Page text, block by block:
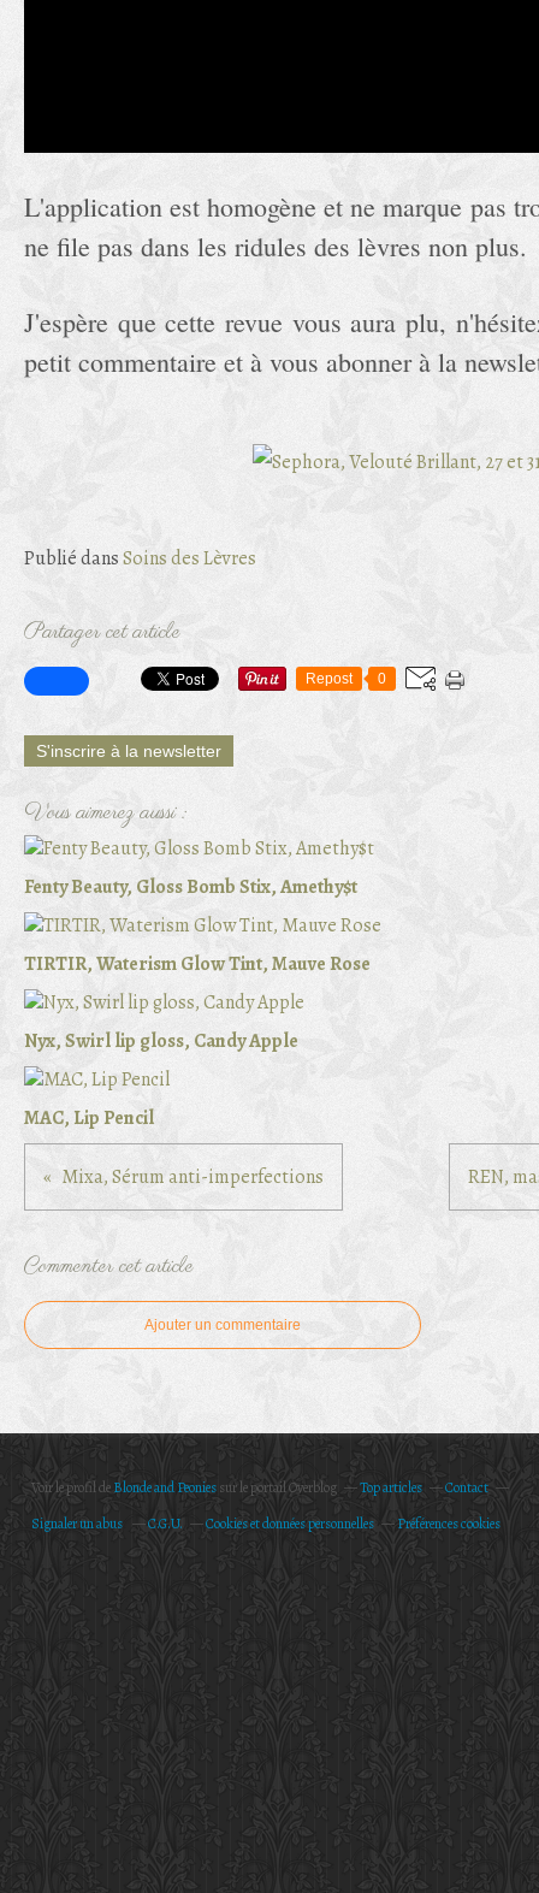
L'application est homogène et ne marque pas
ne file pas dans les ridules des lèvres non plus.
J'espère que cette revue vous aura plu,
petit commentaire et à vous abonner à la
Publié dansSoins des Lèvres
Partager cet article
Repost 0
S'inscrire à la newsletter
Vous aimerez aussi :
Fenty Beauty, Gloss Bomb Stix, Amethy$t
TIRTIR, Waterism Glow Tint, Mauve Rose
Nyx, Swirl lip gloss, Candy Apple
MAC, Lip Pencil
Mixa, Sérum anti-imperfections REN,
Commenter cet article
Ajouter un commentaire
Voir le profil deBlonde and Peoniessur le portail Overblog Top articles
Contact
Signaler un abus
C.G.U. Cookies et données personnelles Préférences cookies